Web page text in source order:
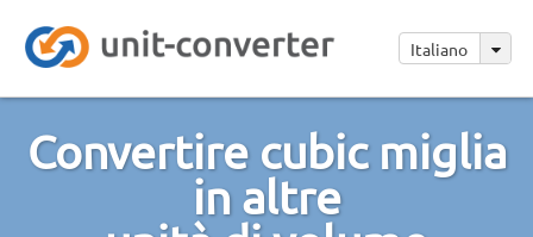
Italiano
Convertire cubic miglia
in altre